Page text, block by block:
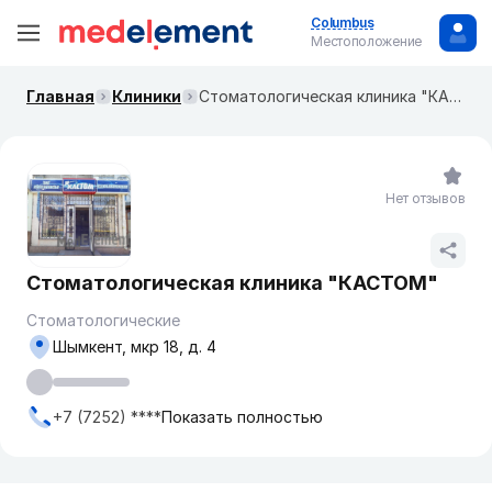
Columbus
Местоположение
Главная Клиники Стоматологическая клиника "КАСТОМ"
Стоматологическая клиника "КАСТОМ"
Стоматологические
Шымкент, мкр 18, д. 4
+7 (7252) ****Показать полностью
Нет отзывов